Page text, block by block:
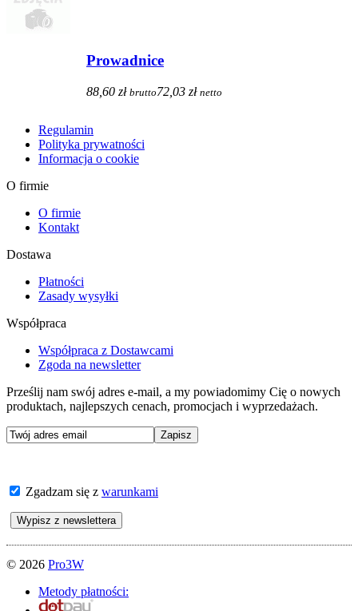
Prowadnice
88,60 zł brutto72,03 zł netto
Regulamin
Polityka prywatności
Informacja o cookie
O firmie
O firmie
Kontakt
Dostawa
Płatności
Zasady wysyłki
Współpraca
Współpraca z Dostawcami
Zgoda na newsletter
Prześlij nam swój adres e-mail, a my powiadomimy Cię o nowych
produktach, najlepszych cenach, promocjach i wyprzedażach.
Zgadzam się z warunkami
© 2026 Pro3W
Metody płatności: